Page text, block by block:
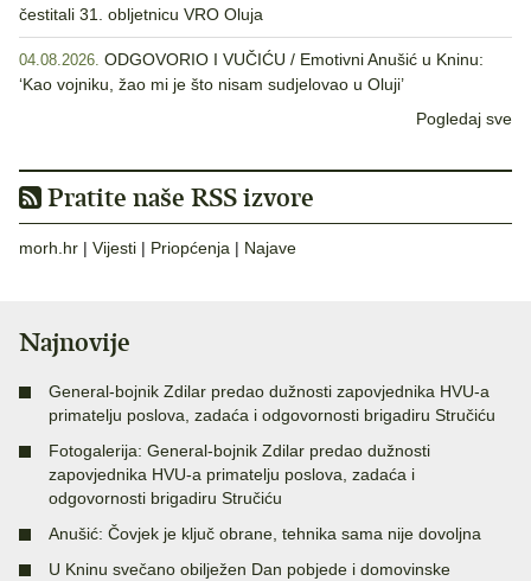
čestitali 31. obljetnicu VRO Oluja
04.08.2026. ODGOVORIO I VUČIĆU / Emotivni Anušić u Kninu:
‘Kao vojniku, žao mi je što nisam sudjelovao u Oluji’
Pogledaj sve
Pratite naše RSS izvore
morh.hr | Vijesti | Priopćenja | Najave
Najnovije
General-bojnik Zdilar predao dužnosti zapovjednika HVU-a
primatelju poslova, zadaća i odgovornosti brigadiru Stručiću
Fotogalerija: General-bojnik Zdilar predao dužnosti
zapovjednika HVU-a primatelju poslova, zadaća i
odgovornosti brigadiru Stručiću
Anušić: Čovjek je ključ obrane, tehnika sama nije dovoljna
U Kninu svečano obilježen Dan pobjede i domovinske